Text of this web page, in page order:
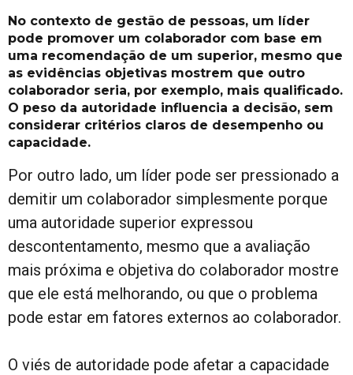
No contexto de gestão de pessoas, um líder
pode promover um colaborador com base em
uma recomendação de um superior, mesmo que
as evidências objetivas mostrem que outro
colaborador seria, por exemplo, mais qualificado.
O peso da autoridade influencia a decisão, sem
considerar critérios claros de desempenho ou
capacidade.
Por outro lado, um líder pode ser pressionado a
demitir um colaborador simplesmente porque
uma autoridade superior expressou
descontentamento, mesmo que a avaliação
mais próxima e objetiva do colaborador mostre
que ele está melhorando, ou que o problema
pode estar em fatores externos ao colaborador.
O viés de autoridade pode afetar a capacidade